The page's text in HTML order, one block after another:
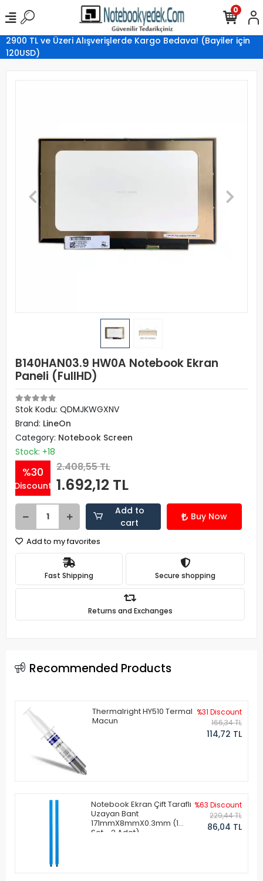
2900 TL ve Üzeri Alışverişlerde Kargo Bedava! (Bayiler için
120USD)
0
B140HAN03.9 HW0A Notebook Ekran
Paneli (FullHD)
Stok Kodu: QDMJKWGXNV
Brand: LineOn
Category: Notebook Screen
Stock: +18
%30
Discount
2.408,55 TL
1.692,12 TL
Add to
cart
Buy Now
Add to my favorites
Fast Shipping Secure shopping
Returns and Exchanges
Recommended Products
Thermalright HY510 Termal
Macun
%31 Discount
166,34 TL
114,72 TL
Notebook Ekran Çift Taraflı
Uzayan Bant
171mmX8mmX0.3mm (1
Set - 2 Adet)
%63 Discount
229,44 TL
86,04 TL